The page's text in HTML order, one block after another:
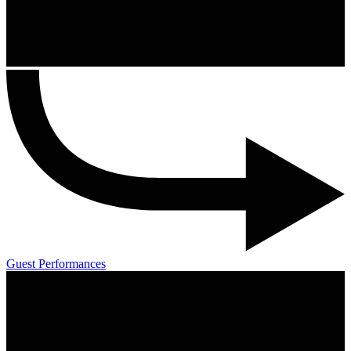
Guest Performances